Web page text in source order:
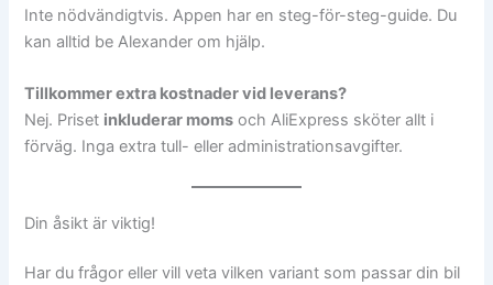
Inte nödvändigtvis. Appen har en steg-för-steg-guide. Du
kan alltid be Alexander om hjälp.
Tillkommer extra kostnader vid leverans?
Nej. Priset inkluderar moms och AliExpress sköter allt i
förväg. Inga extra tull- eller administrationsavgifter.
Din åsikt är viktig!
Har du frågor eller vill veta vilken variant som passar din bil